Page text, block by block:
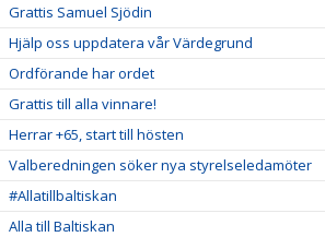
Grattis Samuel Sjödin
Hjälp oss uppdatera vår Värdegrund
Ordförande har ordet
Grattis till alla vinnare!
Herrar +65, start till hösten
Valberedningen söker nya styrelseledamöter
#Allatillbaltiskan
Alla till Baltiskan